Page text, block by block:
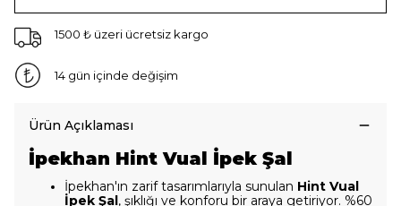
1500 ₺ üzeri ücretsiz kargo
14 gün içinde değişim
Ürün Açıklaması
İpekhan Hint Vual İpek Şal
İpekhan'ın zarif tasarımlarıyla sunulan Hint Vual
İpek Şal, şıklığı ve konforu bir araya getiriyor. %60